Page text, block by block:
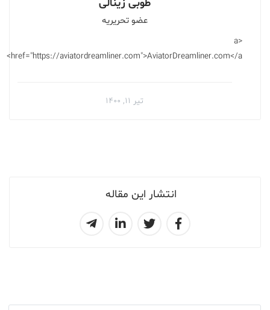
انتشار این مقاله
طوبی زینالی
عضو تحریریه
<a
href="https://aviatordreamliner.com">AviatorDreamliner.com</a>
تیر ۱۱, ۱۴۰۰